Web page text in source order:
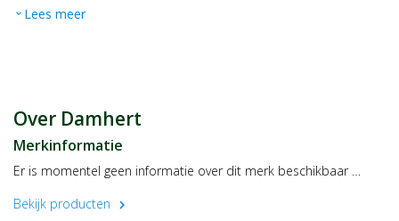
expand_more Lees meer
Over Damhert
Merkinformatie
Er is momentel geen informatie over dit merk beschikbaar …
Bekijk producten
chevron_right